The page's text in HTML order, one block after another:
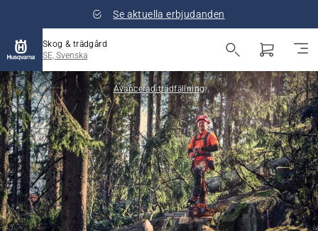
Se aktuella erbjudanden
Skog & trädgård
SE, Svenska
Avancerad trädfällning